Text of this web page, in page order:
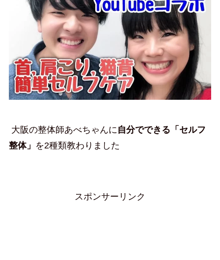
大阪の整体師あべちゃんに自分でできる「セルフ
整体」 を2種類教わりました
スポンサーリンク